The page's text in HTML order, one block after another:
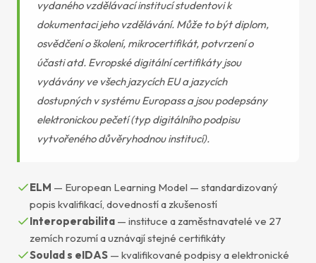
vydaného vzdělávací institucí studentovi k
dokumentaci jeho vzdělávání. Může to být diplom,
osvědčení o školení, mikrocertifikát, potvrzení o
účasti atd. Evropské digitální certifikáty jsou
vydávány ve všech jazycích EU a jazycích
dostupných v systému Europass a jsou podepsány
elektronickou pečetí (typ digitálního podpisu
vytvořeného důvěryhodnou institucí).
ELM — European Learning Model — standardizovaný
popis kvalifikací, dovedností a zkušeností
Interoperabilita — instituce a zaměstnavatelé ve 27
zemích rozumí a uznávají stejné certifikáty
Soulad s eIDAS — kvalifikované podpisy a elektronické